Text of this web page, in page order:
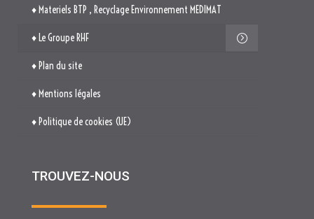
♦ Politique de cookies (UE)
TROUVEZ-NOUS

514. Avenue Jean Monnet
